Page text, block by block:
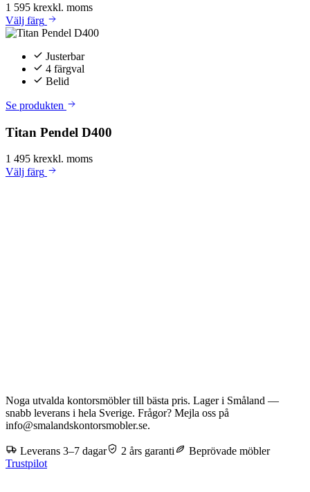
1 595 krexkl. moms
Välj färg
Justerbar
4 färgval
Belid
Se produkten
Titan Pendel D400
1 495 krexkl. moms
Välj färg
Noga utvalda kontorsmöbler till bästa pris. Lager i Småland —
snabb leverans i hela Sverige. Frågor? Mejla oss på
info@smalandskontorsmobler.se.
Leverans 3–7 dagar 2 års garanti
Beprövade möbler
Trustpilot